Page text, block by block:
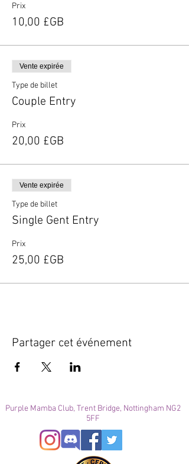
Prix
10,00 £GB
Vente expirée
Type de billet
Couple Entry
Prix
20,00 £GB
Vente expirée
Type de billet
Single Gent Entry
Prix
25,00 £GB
Partager cet événement
Purple Mamba Club, Trent Bridge, Nottingham NG2
5FF